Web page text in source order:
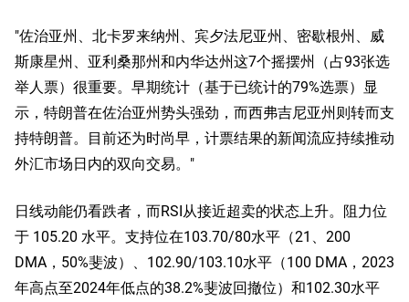
"佐治亚州、北卡罗来纳州、宾夕法尼亚州、密歇根州、威
斯康星州、亚利桑那州和内华达州这7个摇摆州（占93张选
举人票）很重要。早期统计（基于已统计的79%选票）显
示，特朗普在佐治亚州势头强劲，而西弗吉尼亚州则转而支
持特朗普。目前还为时尚早，计票结果的新闻流应持续推动
外汇市场日内的双向交易。"
日线动能仍看跌者，而RSI从接近超卖的状态上升。阻力位
于 105.20 水平。支持位在103.70/80水平（21、200
DMA，50%斐波）、102.90/103.10水平（100 DMA，2023
年高点至2024年低点的38.2%斐波回撤位）和102.30水平